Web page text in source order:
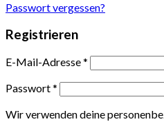
Passwort vergessen?
Registrieren
E-Mail-Adresse*
Passwort*
Wir verwenden deine